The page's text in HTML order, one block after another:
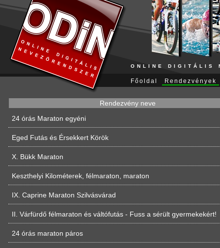
ONLINE DIGITÁLIS
Főoldal Rendezvények
Rendezvény neve
24 órás Maraton egyéni
Eged Futás és Érsekkert Körök
X. Bükk Maraton
Keszthelyi Kilométerek, félmaraton, maraton
IX. Caprine Maraton Szilvásvárad
II. Várfürdő félmaraton és váltófutás - Fuss a sérült gyermekekért!
24 órás maraton páros